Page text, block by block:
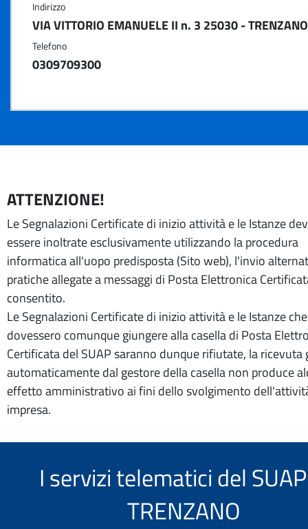
Indirizzo
VIA VITTORIO EMANUELE II n. 3 25030 -
Telefono
0309709300
ATTENZIONE!
Le Segnalazioni Certificate di inizio attività e le Istanze
essere inoltrate esclusivamente utilizzando la procedura
informatica all'uopo predisposta (Sito web), l'invio
pratiche allegate a messaggi di Posta Elettronica
consentito.
Le Segnalazioni Certificate di inizio attività e le Istanze che
dovessero comunque giungere alla casella di Posta
Certificata del SUAP saranno dunque rifiutate, la ricevuta
automaticamente dal gestore della casella non produce
effetto amministrativo ai fini dello svolgimento
impresa.
I servizi telematici del
TRENZANO